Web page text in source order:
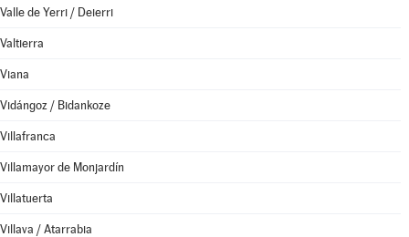
Valle de Yerri / Deierri
Valtierra
Viana
Vidángoz / Bidankoze
Villafranca
Villamayor de Monjardín
Villatuerta
Villava / Atarrabia